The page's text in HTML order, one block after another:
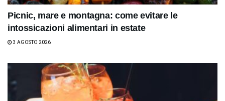
Picnic, mare e montagna: come evitare le
intossicazioni alimentari in estate
3 AGOSTO 2026